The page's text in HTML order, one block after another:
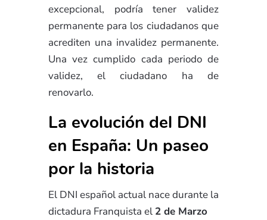
excepcional, podría tener validez
permanente para los ciudadanos que
acrediten una invalidez permanente.
Una vez cumplido cada periodo de
validez, el ciudadano ha de
renovarlo.
La evolución del DNI
en España: Un paseo
por la historia
El DNI español actual nace durante la
dictadura Franquista el 2 de Marzo